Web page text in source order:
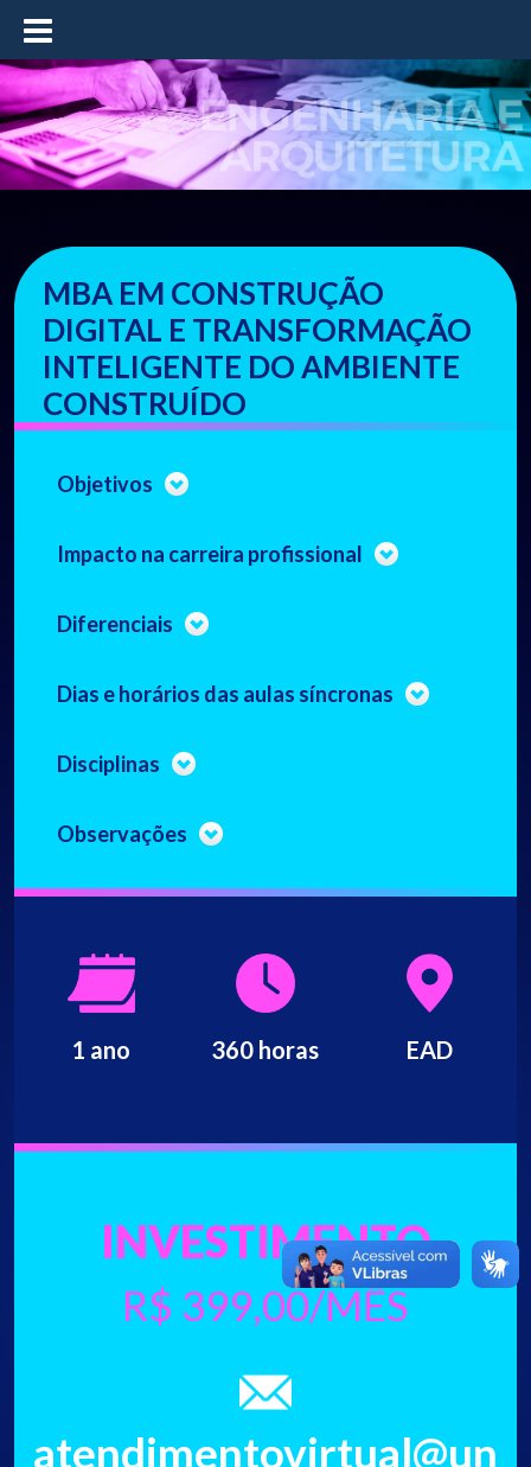
≡
MBA EM CONSTRUÇÃO
DIGITAL E TRANSFORMAÇÃO
INTELIGENTE DO AMBIENTE
CONSTRUÍDO
Objetivos
Impacto na carreira profissional
Diferenciais
Dias e horários das aulas síncronas
Disciplinas
Observações
1 ano 360 horas EAD
INVESTIMENTO
R$ 399,00/MÊS
atendimentovirtual@un